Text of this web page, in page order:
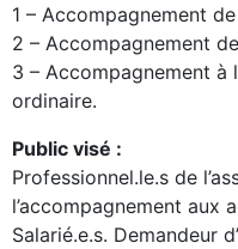
1 – Accompagnement
2 – Accompagnement
3 – Accompagnement à
ordinaire.
Public visé :
Professionnel.le.s de
l’accompagnement aux
Salarié.e.s. Demandeur